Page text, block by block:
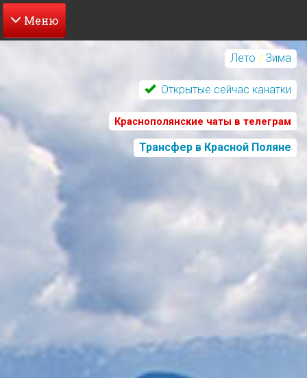
Перейти
содержанию
Лето / Зима
Открытые сейчас канатки
Краснополянские чаты в телеграм
Трансфер в Красной Поляне